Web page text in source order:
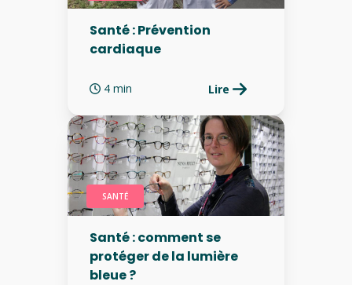
Santé : Prévention
cardiaque
4 min Lire
SANTÉ
Santé : comment se
protéger de la lumière
bleue ?